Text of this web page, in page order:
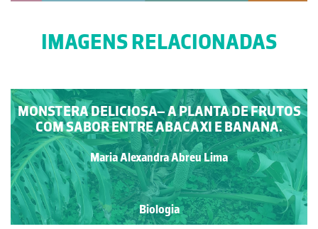
IMAGENS RELACIONADAS
MONSTERA DELICIOSA– A PLANTA DE FRUTOS
COM SABOR ENTRE ABACAXI E BANANA.
Maria Alexandra Abreu Lima
Biologia